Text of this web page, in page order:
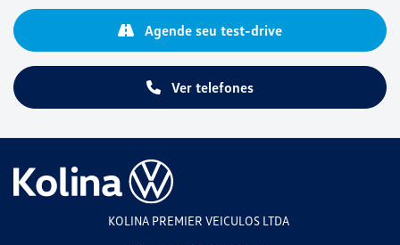
Ver telefones
Agende seu test-drive
KOLINA PREMIER VEICULOS LTDA